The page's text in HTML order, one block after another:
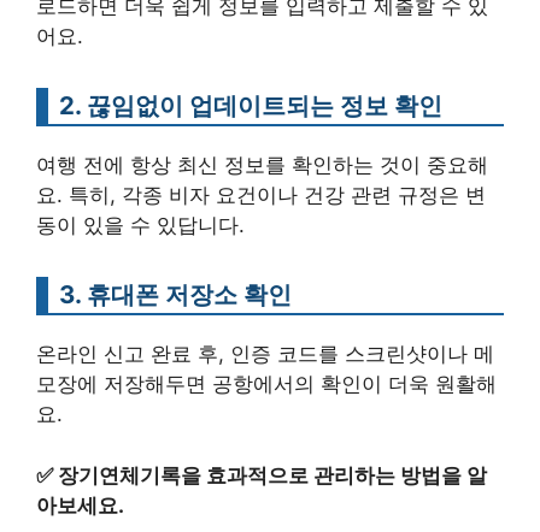
로드하면 더욱 쉽게 정보를 입력하고 제출할 수 있
어요.
2. 끊임없이 업데이트되는 정보 확인
여행 전에 항상 최신 정보를 확인하는 것이 중요해
요. 특히, 각종 비자 요건이나 건강 관련 규정은 변
동이 있을 수 있답니다.
3. 휴대폰 저장소 확인
온라인 신고 완료 후, 인증 코드를 스크린샷이나 메
모장에 저장해두면 공항에서의 확인이 더욱 원활해
요.
✅ 장기연체기록을 효과적으로 관리하는 방법을 알
아보세요.